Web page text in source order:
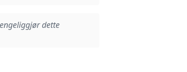
dette